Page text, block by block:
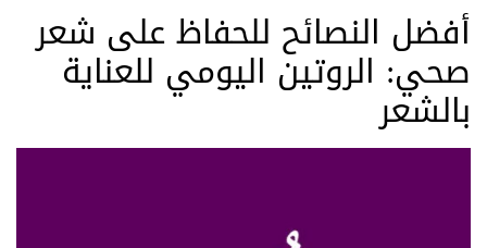
أفضل النصائح للحفاظ على شعر
صحي: الروتين اليومي للعناية
بالشعر